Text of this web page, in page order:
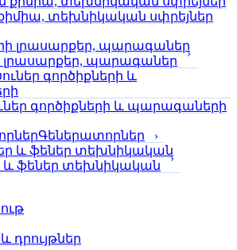
տեխնիկական սփրեյներ
լրասարքեր, պարագաներ
գործիքների և պարագաների
Գեներատորներ
և ֆեներ տեխնիկական
դրույթներ